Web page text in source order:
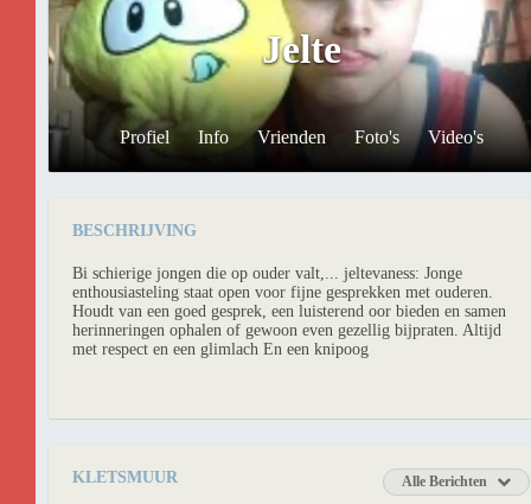
Jelte
Profiel Info Vrienden Foto's Video's
BESCHRIJVING
Bi schierige jongen die op ouder valt,... jeltevaness: Jonge
enthousiasteling staat open voor fijne gesprekken met ouderen.
Houdt van een goed gesprek, een luisterend oor bieden en samen
herinneringen ophalen of gewoon even gezellig bijpraten. Altijd
met respect en een glimlach En een knipoog
KLETSMUUR Alle Berichten